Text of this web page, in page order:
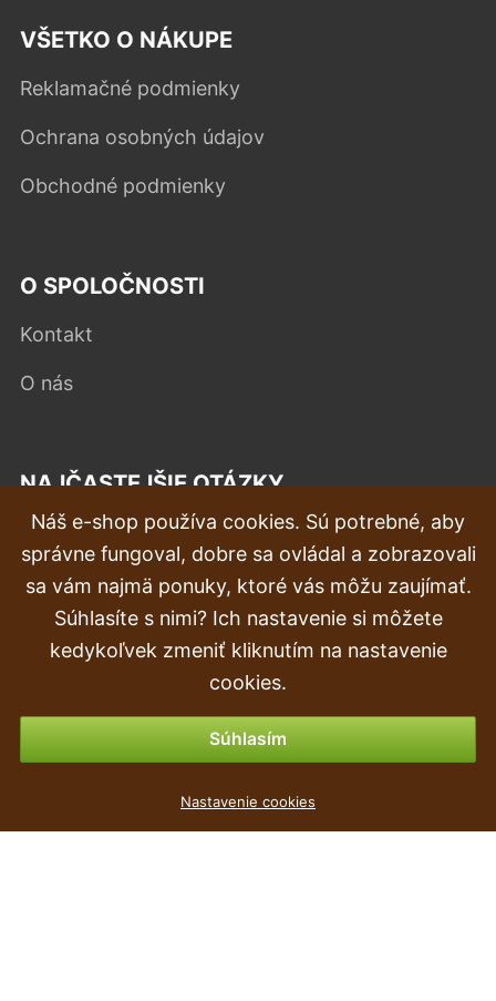
VŠETKO O NÁKUPE
Reklamačné podmienky
Ochrana osobných údajov
Obchodné podmienky
O SPOLOČNOSTI
Kontakt
O nás
NAJČASTEJŠIE OTÁZKY
Reklamácia
Doprava a doručenie
Objednávka
Vrátenie tovaru & vrátenie peňazí
Náš e-shop používa cookies. Sú potrebné, aby
správne fungoval, dobre sa ovládal a zobrazovali
sa vám najmä ponuky, ktoré vás môžu zaujímať.
Súhlasíte s nimi? Ich nastavenie si môžete
kedykoľvek zmeniť kliknutím na nastavenie
cookies.
Súhlasím
Nastavenie cookies